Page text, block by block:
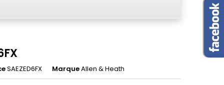
SAEZED6FX MarqueAllen & Heath